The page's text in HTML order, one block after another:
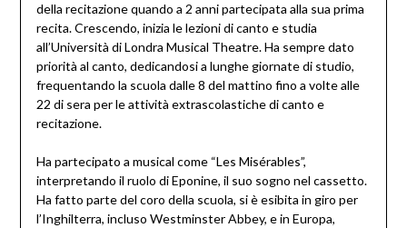
della recitazione quando a 2 anni partecipata alla sua prima
recita. Crescendo, inizia le lezioni di canto e studia
all’Università di Londra Musical Theatre. Ha sempre dato
priorità al canto, dedicandosi a lunghe giornate di studio,
frequentando la scuola dalle 8 del mattino fino a volte alle
22 di sera per le attività extrascolastiche di canto e
recitazione.
Ha partecipato a musical come “Les Misérables”,
interpretando il ruolo di Eponine, il suo sogno nel cassetto.
Ha fatto parte del coro della scuola, si è esibita in giro per
l’Inghilterra, incluso Westminster Abbey, e in Europa,